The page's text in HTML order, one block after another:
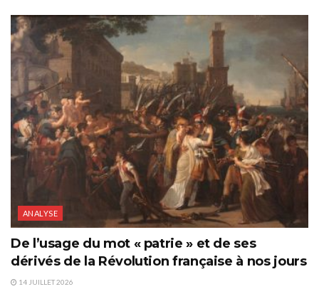
ANALYSE
De l’usage du mot « patrie » et de ses
dérivés de la Révolution française à nos jours
14 JUILLET 2026